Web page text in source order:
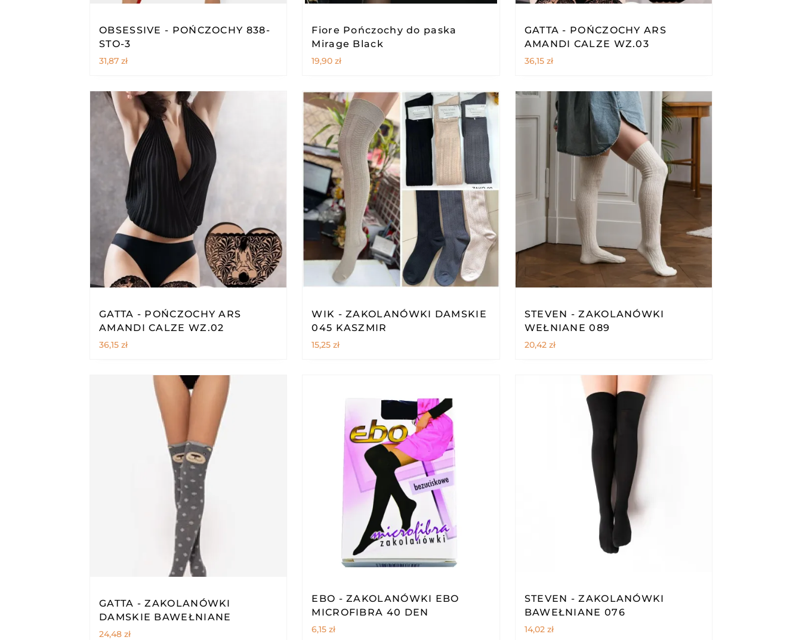
OBSESSIVE - POŃCZOCHY 838-
STO-3
31,87zł
Fiore Pończochy do paska
Mirage Black
19,90zł
GATTA - POŃCZOCHY ARS
AMANDI CALZE WZ.03
36,15 zł
GATTA - POŃCZOCHY ARS
AMANDI CALZE WZ.02
36,15zł
WIK - ZAKOLANÓWKI DAMSKIE
045 KASZMIR
15,25zł
STEVEN - ZAKOLANÓWKI
WEŁNIANE 089
20,42 zł
GATTA - ZAKOLANÓWKI
DAMSKIE BAWEŁNIANE
24,48zł
EBO - ZAKOLANÓWKI EBO
MICROFIBRA 40 DEN
6,15zł
STEVEN - ZAKOLANÓWKI
BAWEŁNIANE 076
14,02 zł